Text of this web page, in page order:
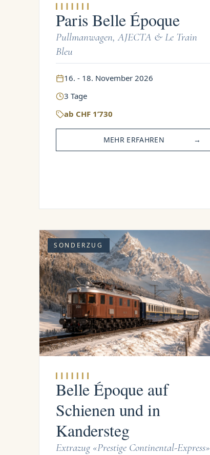
Paris Belle Époque
Pullmanwagen, AJECTA & Le Train
Bleu
16. - 18. November 2026
3 Tage
ab CHF 1’730
MEHR ERFAHREN →
SONDERZUG
Belle Époque auf
Schienen und in
Kandersteg
Extrazug «Prestige Continental-Express»